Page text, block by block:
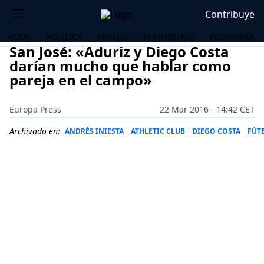
Contribuye
HOME POLÍTICA MUNDO PERIODISMO ECONOMÍA
San José: «Aduriz y Diego Costa
darían mucho que hablar como
pareja en el campo»
Europa Press
22 Mar 2016 - 14:42 CET
Archivado en: ANDRÉS INIESTA ATHLETIC CLUB DIEGO COSTA